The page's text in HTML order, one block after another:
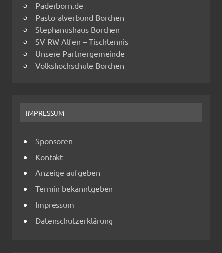
Paderborn.de
Pastoralverbund Borchen
Stephanushaus Borchen
SV RW Alfen – Tischtennis
Unsere Partnergemeinde
Volkshochschule Borchen
IMPRESSUM
Sponsoren
Kontakt
Anzeige aufgeben
Termin bekanntgeben
Impressum
Datenschutzerklärung